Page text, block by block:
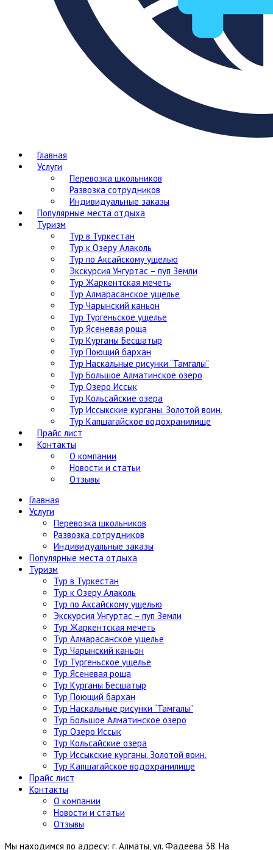
Главная
Услуги
Перевозка школьников
Развозка сотрудников
Индивидуальные заказы
Популярные места отдыха
Туризм
Тур в Туркестан
Тур к Озеру Алаколь
Тур по Аксайскому ущелью
Экскурсия Унгуртас – пуп Земли
Тур Жаркентская мечеть
Тур Алмарасанское ущелье
Тур Чарынский каньон
Тур Тургеньское ущелье
Тур Ясеневая роща
Тур Курганы Бесшатыр
Тур Поющий бархан
Тур Наскальные рисунки “Тамгалы”
Тур Большое Алматинское озеро
Тур Озеро Иссык
Тур Кольсайские озера
Тур Иссыкские курганы. Золотой воин.
Тур Капшагайское водохранилище
Прайс лист
Контакты
О компании
Новости и статьи
Отзывы
Главная
Услуги
Перевозка школьников
Развозка сотрудников
Индивидуальные заказы
Популярные места отдыха
Туризм
Тур в Туркестан
Тур к Озеру Алаколь
Тур по Аксайскому ущелью
Экскурсия Унгуртас – пуп Земли
Тур Жаркентская мечеть
Тур Алмарасанское ущелье
Тур Чарынский каньон
Тур Тургеньское ущелье
Тур Ясеневая роща
Тур Курганы Бесшатыр
Тур Поющий бархан
Тур Наскальные рисунки “Тамгалы”
Тур Большое Алматинское озеро
Тур Озеро Иссык
Тур Кольсайские озера
Тур Иссыкские курганы. Золотой воин.
Тур Капшагайское водохранилище
Прайс лист
Контакты
О компании
Новости и статьи
Отзывы
Мы находимся по адресу: г. Алматы, ул. Фадеева 38. На